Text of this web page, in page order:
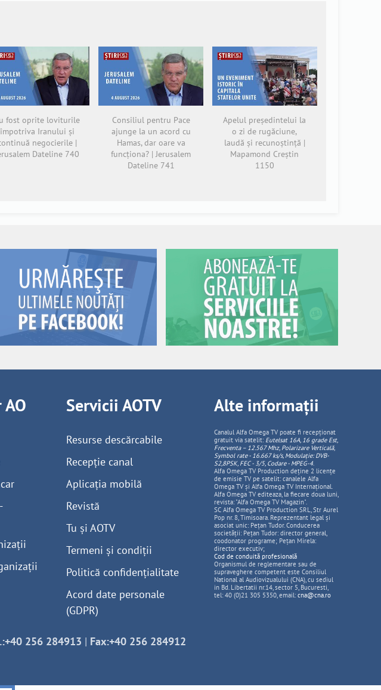
fost oprite loviturile
împotriva Iranului și
negocierile |
Dateline 740
Consiliul pentru Pace
ajunge la un acord cu
Hamas, dar oare va
funcționa? | Jerusalem
Dateline 741
Apelul președintelui la
o zi de rugăciune,
laudă și recunoștință |
Mapamond Creștin
1150
Servicii AOTV
Resurse descărcabile
Recepție canal
Aplicația mobilă
Revistă
Tu și AOTV
Termeni și condiții
Politică confidențialitate
Acord date personale
(GDPR)
Alte informații
Canalul Alfa Omega TV poate fi recepționat
gratuit via satelit: Eutelsat 16A, 16 grade Est,
Frecventa – 12.567 Mhz, PolarizareVerticală,
Symbol rate - 16.667 ks/s, Modulație: DVB-
S2,8PSK, FEC - 3/5, Codare - MPEG-4.
Alfa Omega TV Production deține 2 licențe
de emisie TV pe satelit: canalele Alfa
Omega TV și Alfa Omega TV Internațional.
Alfa Omega TV editeaza, la fiecare doua luni,
revista: "Alfa Omega TV Magazin".
SC Alfa Omega TV Production SRL, Str Aurel
Pop nr. 8, Timisoara. Reprezentant legal și
asociat unic: Pețan Tudor. Conducerea
societății: Pețan Tudor: director general,
coodonator programe; Pețan Mirela:
director executiv;
Cod de conduită profesională
Organismul de reglementare sau de
supraveghere competent este Consiliul
National al Audiovizualului (CNA), cu sediul
in Bd. Libertatii nr.14, sector 5, Bucuresti,
tel: 40 (0)21 305 5350, email: cna@cna.ro
256 284913 | Fax:+40 256 284912